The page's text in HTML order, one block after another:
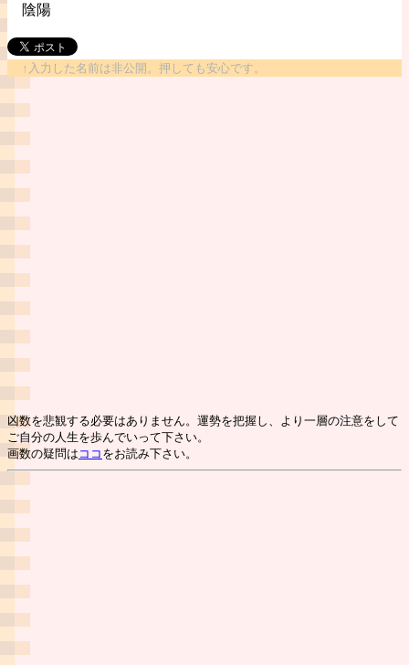
陰陽
↑入力した名前は非公開。押しても安心です。
凶数を悲観する必要はありません。運勢を把握し、より一層の注意をして
ご自分の人生を歩んでいって下さい。
画数の疑問は ココ をお読み下さい。